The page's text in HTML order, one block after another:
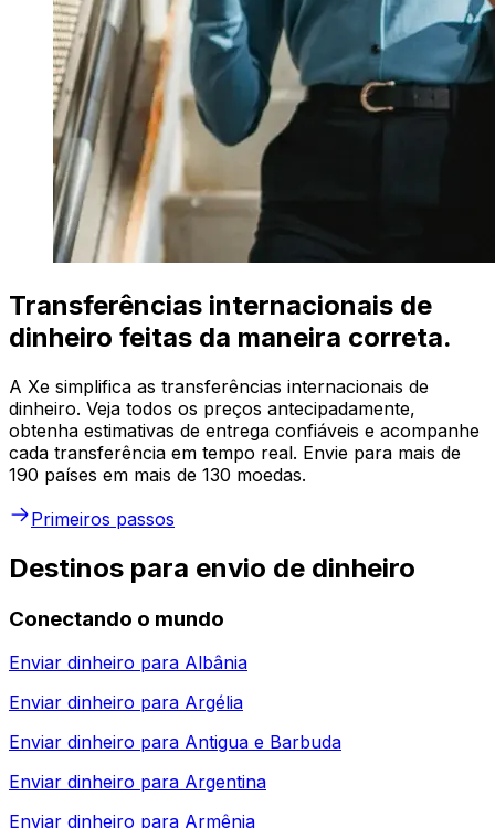
Transferências internacionais de
dinheiro feitas da maneira correta.
A Xe simplifica as transferências internacionais de
dinheiro. Veja todos os preços antecipadamente,
obtenha estimativas de entrega confiáveis e acompanhe
cada transferência em tempo real. Envie para mais de
190 países em mais de 130 moedas.
Primeiros passos
Destinos para envio de dinheiro
Conectando o mundo
Enviar dinheiro para Albânia
Enviar dinheiro para Argélia
Enviar dinheiro para Antigua e Barbuda
Enviar dinheiro para Argentina
Enviar dinheiro para Armênia